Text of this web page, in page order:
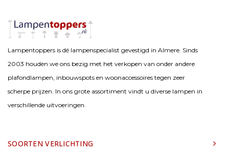
Lampentoppers is dé lampenspecialist gevestigd in Almere. Sinds
2003 houden we ons bezig met het verkopen van onder andere
plafondlampen, inbouwspots en woonaccessoires tegen zeer
scherpe prijzen. In ons grote assortiment vindt u diverse lampen in
verschillende uitvoeringen.
SOORTEN VERLICHTING